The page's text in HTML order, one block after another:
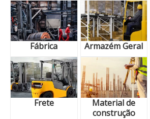
Fábrica Armazém Geral
Frete
Material de
construção